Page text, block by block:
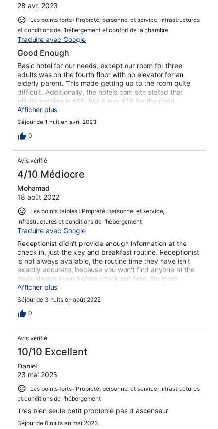
28 avr. 2023
Les points forts : Propreté, personnel et service, infrastructures
et conditions de l’hébergement et confort de la chambre
Traduire avec Google
Good Enough
Basic hotel for our needs, except our room for three
adults was on the fourth floor with no elevator for an
elderly parent. This made getting up to the room quite
difficult. Additionally, the hotels.com site stated that
offsite parking is €15, but it was €18 for the night.
Although the reception person did not speak English very
well, he was as helpful as could be with the language
barrier. Need better communications for dropping off the
key in the morning as the reception area does not open
Afficher plus
Séjour de 1 nuit en avril 2023
0
Avis vérifié
4/10 Médiocre
Mohamad
18 août 2022
Les points faibles : Propreté, personnel et service,
infrastructures et conditions de l’hébergement
Traduire avec Google
Receptionist didn't provide enough information at the
check in, just the key and breakfast routine. Receptionist
is not always available, the routine time they have isn't
exactly accurate, because you won't find anyone at the
desk always even before check out time. No room
cleaning everyday, they cleaned it on 3rd day, before we
left. Super WARM room without any kind of AC or fan,
you can't even stay Inside the room.. it was really horrible
experience. There was nothing much in the room beside
the walls Pillows and bed's sheets. Dirts under the bed,
floor. We didn't even got a "no disturbing" sign to hang it
on the door handle. The only good thing with that hotel is
the breakfast and its near the central and shops, just
that.
Afficher plus
Séjour de 3 nuits en août 2022
0
Avis vérifié
10/10 Excellent
Daniel
23 mai 2023
Les points forts : Propreté, personnel et service, infrastructures
et conditions de l’hébergement
Tres bien seule petit probleme pas d ascenseur
Séjour de 6 nuits en mai 2023